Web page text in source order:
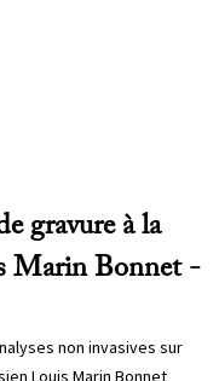
gravure à la
Marin Bonnet -
non invasives sur
Louis Marin Bonnet